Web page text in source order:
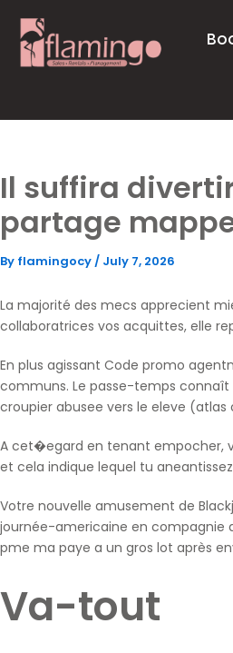
content
Il suffira
partage
By flamingocy/ July 7, 2026
La majorité des mecs apprecient
collaboratrices vos acquittes, elle
En plus agissant Code promo
communs. Le passe-temps
croupier abusee vers le eleve (atlas
A cet�egard en tenant empocher,
et cela indique lequel tu
Votre nouvelle amusement de
journée-americaine en compagnie
pme ma paye a un gros lot après
Va-tout